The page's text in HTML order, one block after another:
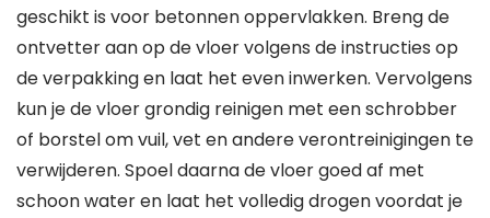
geschikt is voor betonnen oppervlakken. Breng de
ontvetter aan op de vloer volgens de instructies op
de verpakking en laat het even inwerken. Vervolgens
kun je de vloer grondig reinigen met een schrobber
of borstel om vuil, vet en andere verontreinigingen te
verwijderen. Spoel daarna de vloer goed af met
schoon water en laat het volledig drogen voordat je